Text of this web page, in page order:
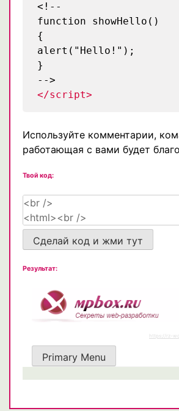
<!--
function showHello()
{
alert("Hello!");
}
-->
</script>
Используйте комментарии,
работающая с вами будет
Твой код:
Сделай код и жми тут
Результат: